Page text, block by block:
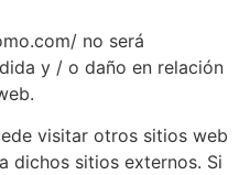
no será
y / o daño en relación
visitar otros sitios web
dichos sitios externos. Si